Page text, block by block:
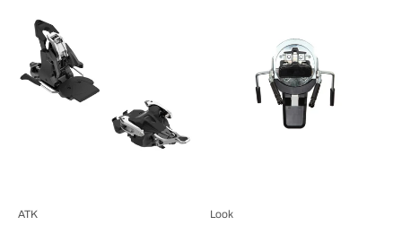
ATK
Stopper_1
Look